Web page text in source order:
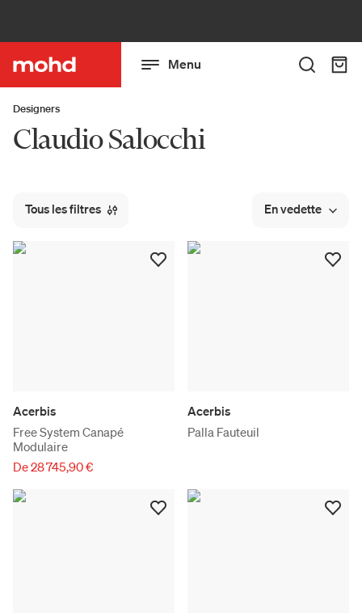
Menu
Designers
Claudio Salocchi
Tous les filtres En vedette
Acerbis
Free System Canapé
Modulaire
De 28 745,90 €
Acerbis
Palla Fauteuil